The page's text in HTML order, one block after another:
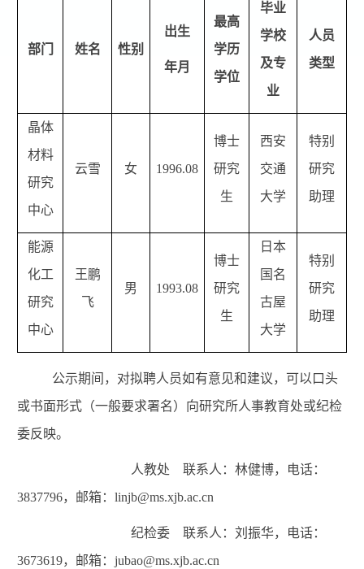
部门 姓名 性别
出生
年月
最高
学历
学位
毕业
学校
及专
业
人员
类型
晶体
材料
研究
中心
云雪 女 1996.08
博士
研究
生
西安
交通
大学
特别
研究
助理
能源
化工
研究
中心
王鹏
飞
男 1993.08
博士
研究
生
日本
国名
古屋
大学
特别
研究
助理
公示期间，对拟聘人员如有意见和建议，可以口头
或书面形式（一般要求署名）向研究所人事教育处或纪检
委反映。
人教处
联系人：林健博，电话：
3837796，邮箱： linjb@ms.xjb.ac.cn
纪检委 联系人： 刘振华，电话：
3673619，邮箱： jubao@ms.xjb.ac.cn